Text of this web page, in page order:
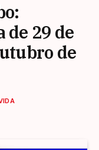
de 29 de
de